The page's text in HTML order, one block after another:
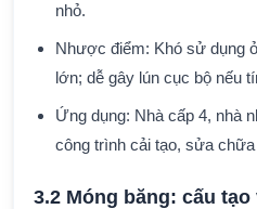
nhỏ.
Nhược điểm: Khó sử dụng
lớn; dễ gây lún cục bộ nếu
Ứng dụng: Nhà cấp 4, nhà
công trình cải tạo, sửa chữa
3.2 Móng băng: cấu